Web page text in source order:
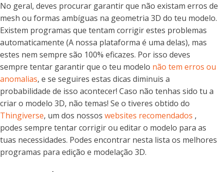
No geral, deves procurar garantir que não existam erros de
mesh ou formas ambíguas na geometria 3D do teu modelo.
Existem programas que tentam corrigir estes problemas
automaticamente (A nossa plataforma é uma delas), mas
estes nem sempre são 100% eficazes. Por isso deves
sempre tentar garantir que o teu modelo não tem erros ou
anomalias, e se seguires estas dicas diminuis a
probabilidade de isso acontecer! Caso não tenhas sido tu a
criar o modelo 3D, não temas! Se o tiveres obtido do
Thingiverse, um dos nossos websites recomendados ,
podes sempre tentar corrigir ou editar o modelo para as
tuas necessidades. Podes encontrar nesta lista os melhores
programas para edição e modelação 3D.